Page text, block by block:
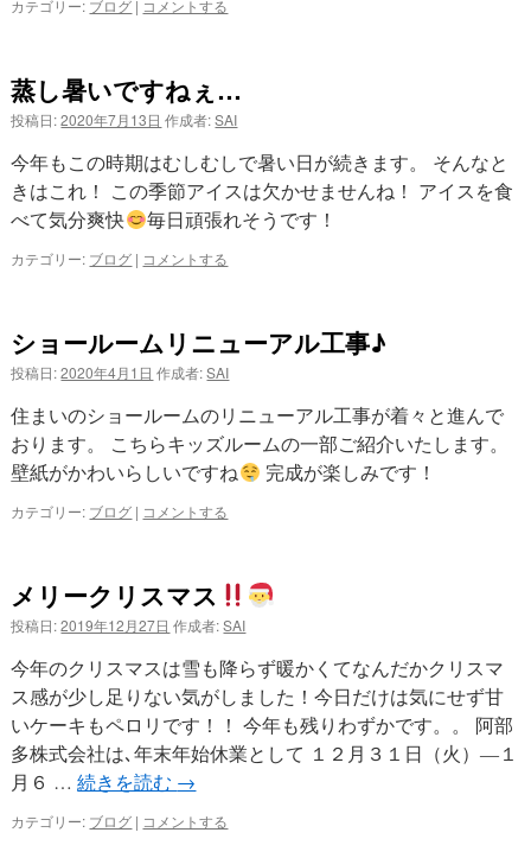
カテゴリー: ブログ | コメントする
蒸し暑いですねぇ…
投稿日: 2020年7月13日 作成者: SAI
今年もこの時期はむしむしで暑い日が続きます。 そんなと
きはこれ！ この季節アイスは欠かせませんね！ アイスを食
べて気分爽快
毎日頑張れそうです！
カテゴリー: ブログ | コメントする
ショールームリニューアル工事♪
投稿日: 2020年4月1日 作成者: SAI
住まいのショールームのリニューアル工事が着々と進んで
おります。 こちらキッズルームの一部ご紹介いたします。
壁紙がかわいらしいですね
完成が楽しみです！
カテゴリー: ブログ | コメントする
メリークリスマス
投稿日: 2019年12月27日 作成者: SAI
今年のクリスマスは雪も降らず暖かくてなんだかクリスマ
ス感が少し足りない気がしました！今日だけは気にせず甘
いケーキもペロリです！！ 今年も残りわずかです。。 阿部
多株式会社は､年末年始休業として １２月３１日（火）―１
月６ …続きを読む →
カテゴリー: ブログ | コメントする